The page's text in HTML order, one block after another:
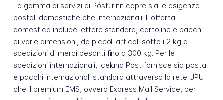
La gamma di servizi di Pósturinn copre sia le esigenze
postali domestiche che internazionali. L'offerta
domestica include lettere standard, cartoline e pacchi
di varie dimensioni, da piccoli articoli sotto i 2 kg a
spedizioni di merci pesanti fino a 300 kg. Per le
spedizioni internazionali, Iceland Post fornisce sia posta
e pacchi internazionali standard attraverso la rete UPU
che il premium EMS, ovvero Express Mail Service, per